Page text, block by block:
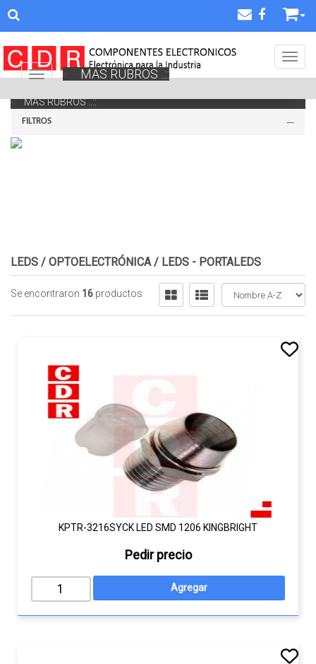
Navigation ein-/ausblenden
MAS RUBROS ..::
MAS RUBROS ..::
FILTROS
LEDS / OPTOELECTRÓNICA/ LEDS - PORTALEDS
Se encontraron 16 productos
KPTR-3216SYCK LED SMD 1206 KINGBRIGHT
Pedir precio